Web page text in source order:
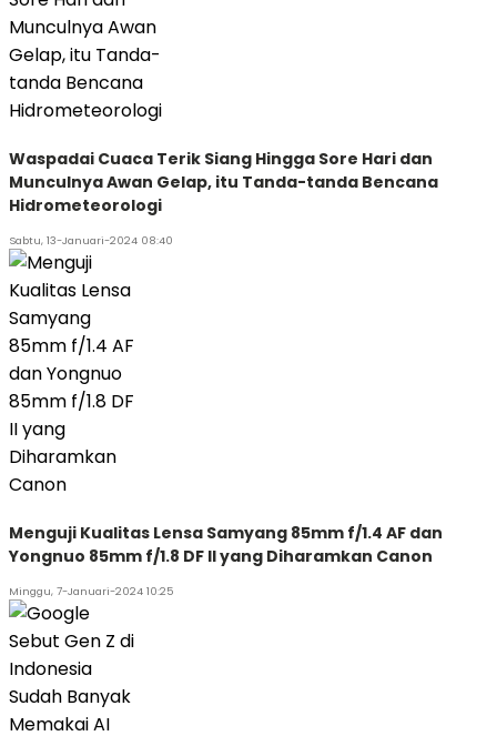
Waspadai Cuaca Terik Siang Hingga Sore Hari dan
Munculnya Awan Gelap, itu Tanda-tanda Bencana
Hidrometeorologi
Sabtu, 13-Januari-2024 08:40
Menguji Kualitas Lensa Samyang 85mm f/1.4 AF dan
Yongnuo 85mm f/1.8 DF II yang Diharamkan Canon
Minggu, 7-Januari-2024 10:25